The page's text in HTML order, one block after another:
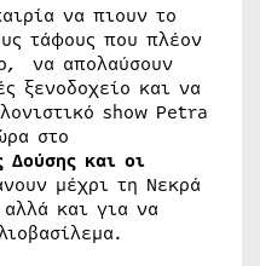
να πιουν το
τάφους που πλέον
να απολαύσουν
ξενοδοχείο και να
show Petra
στο
Δούσης και οι
μέχρι τη Νεκρά
και για να